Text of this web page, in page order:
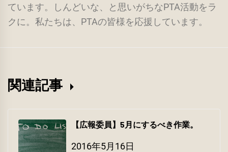
ています。しんどいな、と思いがちなPTA活動をラ
クに。私たちは、PTAの皆様を応援しています。
関連記事
【広報委員】5月にするべき作業。
2016年5月16日